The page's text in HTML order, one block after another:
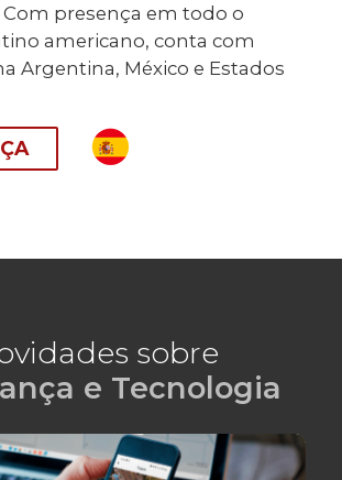
Com presença em todo o
americano, conta com
Argentina, México e Estados
sobre
e Tecnologia